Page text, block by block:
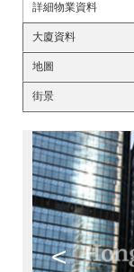
詳細物業資料
大廈資料
地圖
街景
<